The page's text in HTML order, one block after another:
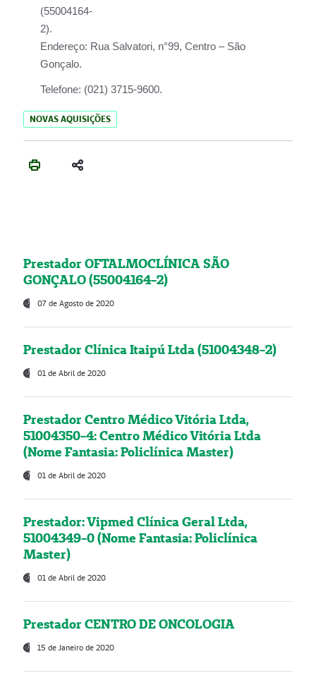
(55004164-
2).
Endereço: Rua Salvatori, n°99, Centro – São
Gonçalo.
Telefone: (021) 3715-9600.
NOVAS AQUISIÇÕES
Prestador OFTALMOCLÍNICA SÃO
GONÇALO (55004164-2)
07 de Agosto de 2020
Prestador Clínica Itaipú Ltda (51004348-2)
01 de Abril de 2020
Prestador Centro Médico Vitória Ltda,
51004350-4: Centro Médico Vitória Ltda
(Nome Fantasia: Policlínica Master)
01 de Abril de 2020
Prestador: Vipmed Clínica Geral Ltda,
51004349-0 (Nome Fantasia: Policlínica
Master)
01 de Abril de 2020
Prestador CENTRO DE ONCOLOGIA
15 de Janeiro de 2020